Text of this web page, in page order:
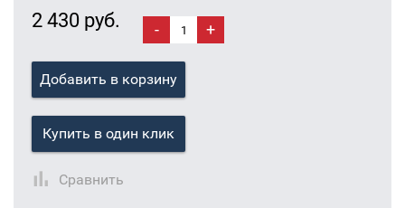
2 430 руб. - +
Добавить в корзину
Купить в один клик
Сравнить